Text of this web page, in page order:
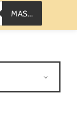
MAS...